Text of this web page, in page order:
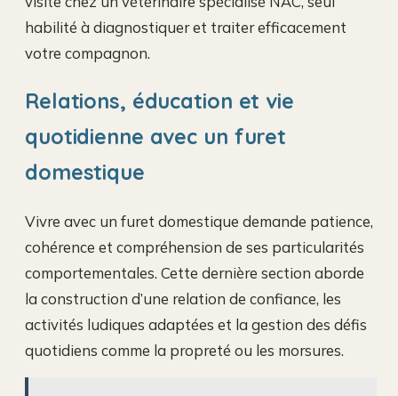
habilité à diagnostiquer et traiter efficacement
votre compagnon.
Relations, éducation et vie
quotidienne avec un furet
domestique
Vivre avec un furet domestique demande patience,
cohérence et compréhension de ses particularités
comportementales. Cette dernière section aborde
la construction d’une relation de confiance, les
activités ludiques adaptées et la gestion des défis
quotidiens comme la propreté ou les morsures.